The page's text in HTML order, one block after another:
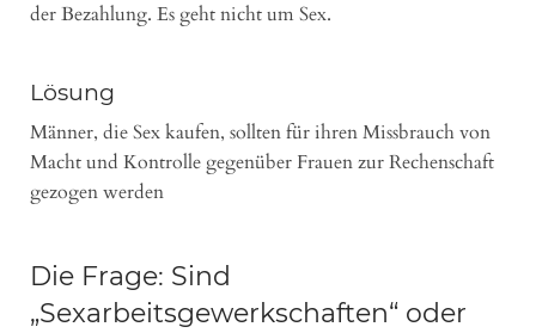
der Bezahlung. Es geht nicht um Sex.
Lösung
Männer, die Sex kaufen, sollten für ihren Missbrauch von
Macht und Kontrolle gegenüber Frauen zur Rechenschaft
gezogen werden
Die Frage: Sind
„Sexarbeitsgewerkschaften“ oder